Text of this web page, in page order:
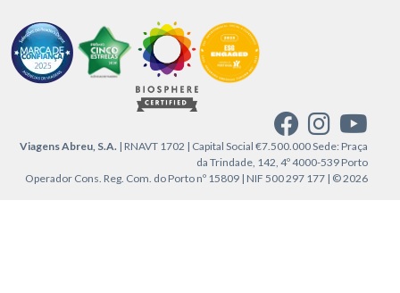
Viagens Abreu, S.A. | RNAVT 1702 | Capital Social €7.500.000 Sede: Praça
da Trindade, 142, 4º 4000-539 Porto
Operador Cons. Reg. Com. do Porto nº 15809 | NIF 500 297 177 | © 2026